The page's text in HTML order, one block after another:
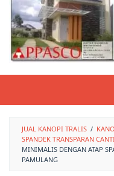
JUAL KANOPI TRALIS /
SPANDEK TRANSPARAN
MINIMALIS DENGAN ATAP
PAMULANG